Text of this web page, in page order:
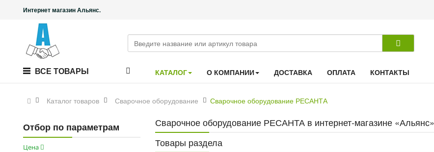
Интернет магазин Альянс.
ВСЕ ТОВАРЫ КАТАЛОГ О КОМПАНИИ ДОСТАВКА ОПЛАТА КОНТАКТЫ
Каталог товаров Сварочное оборудование Сварочное оборудование РЕСАНТА
Отбор по параметрам
Цена
Сварочное оборудование РЕСАНТА в интернет-магазине «Альянс»
Товары раздела